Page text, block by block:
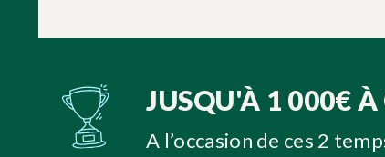
JUSQU'À 1 000€ À
A l’occasion de ces 2